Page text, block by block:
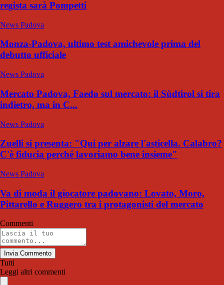
regista sarà Pompetti
News Padova
Monza-Padova, ultimo test amichevole prima del
debutto ufficiale
News Padova
Mercato Padova, Faedo sul mercato: il Südtirol si tira
indietro, ma in C...
News Padova
Zuelli si presenta: "Qui per alzare l'asticella. Calabro?
C'è fiducia perché lavoriamo bene insieme"
News Padova
Va di moda il giocatore padovano: Lovato, Moro,
Pittarello e Ruggero tra i protagonisti del mercato
Commenti
Invia Commento
Tutti
Leggi altri commenti